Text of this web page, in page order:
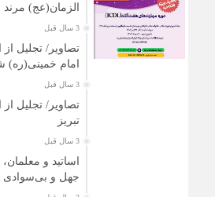
الزمان(عج) مرند
3 سال قبل
تصاویر/ تجلیل
امام خمینی(ره)
3 سال قبل
تصاویر/ تجلیل
تبریز
3 سال قبل
اساتید و
جهل و بی‌سوادی